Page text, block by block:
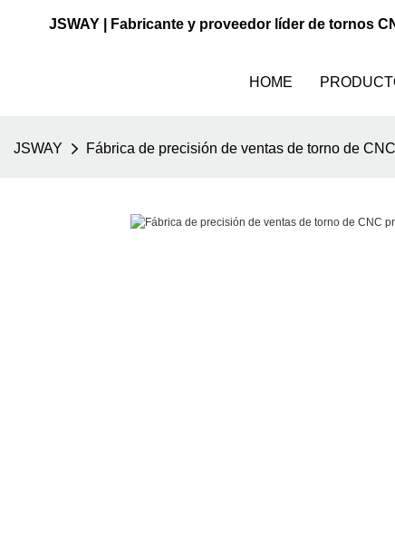
JSWAY | Fabricante y proveedor líder de tornos
HOME
JSWAY Fábrica de precisión de ventas de torno de